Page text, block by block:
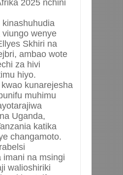
2025 nchini
viungo wenye
Skhiri na
ambao wote
za hivi
hiyo.
kunarejesha
muhimu
Uganda,
katika
changamoto.
imani na msingi
walioshiriki